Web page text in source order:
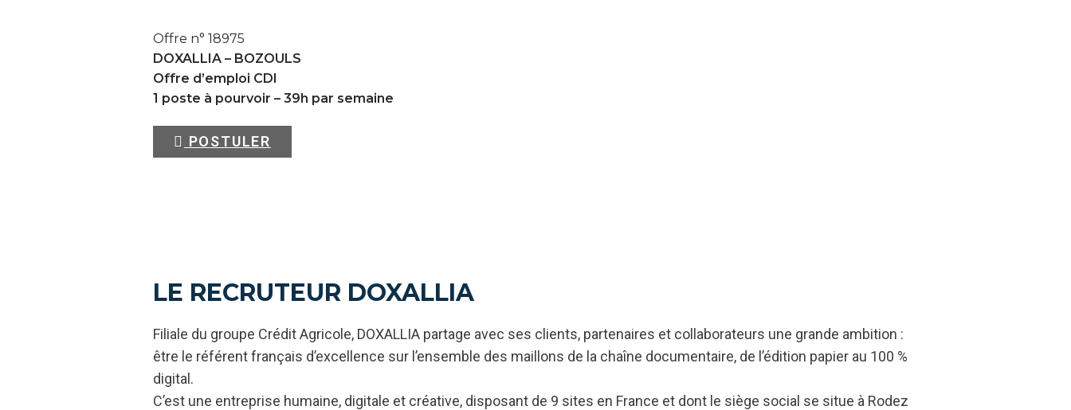
Offre n° 18975
DOXALLIA – BOZOULS
Offre d’emploi CDI
1 poste à pourvoir – 39h par semaine
POSTULER
LE RECRUTEUR DOXALLIA
Filiale du groupe Crédit Agricole, DOXALLIA partage avec ses clients, partenaires et collaborateurs une grande ambition :
être le référent français d’excellence sur l’ensemble des maillons de la chaîne documentaire, de l’édition papier au 100 %
digital.
C’est une entreprise humaine, digitale et créative, disposant de 9 sites en France et dont le siège social se situe à Rodez